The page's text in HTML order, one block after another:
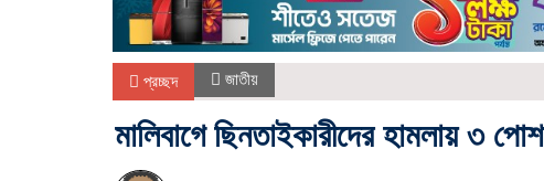
প্রচ্ছদ জাতীয়
মালিবাগে ছিনতাইকারীদের হামলায় ৩